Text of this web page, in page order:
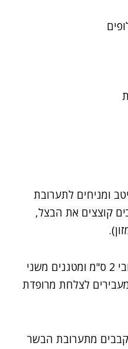
ומניחים לתערובת
קוצצים את הבצל,
פורסים את תפוחי האדמה לעובי 2 ס"מ ומטגנים משני
לצלחת מרופדת
קבבים מתערובת הבשר